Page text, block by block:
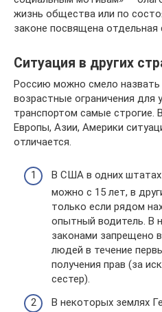
жизнь общества или по
законе посвящена отдельная
Ситуация в других
Россию можно смело
возрастные ограничения для
транспортом самые строгие.
Европы, Азии, Америки
отличается.
В США в одних
можно с 15 лет, в
только если рядом
опытный водитель. В
законами запрещено
людей в течение
получения прав (за
сестер).
В некоторых землях